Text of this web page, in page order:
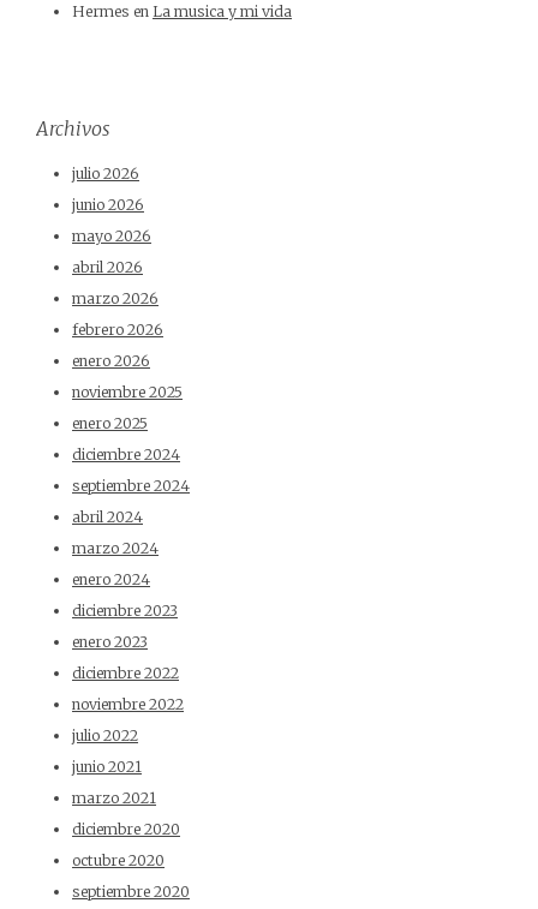
Hermes en La musica y mi vida
Archivos
julio 2026
junio 2026
mayo 2026
abril 2026
marzo 2026
febrero 2026
enero 2026
noviembre 2025
enero 2025
diciembre 2024
septiembre 2024
abril 2024
marzo 2024
enero 2024
diciembre 2023
enero 2023
diciembre 2022
noviembre 2022
julio 2022
junio 2021
marzo 2021
diciembre 2020
octubre 2020
septiembre 2020